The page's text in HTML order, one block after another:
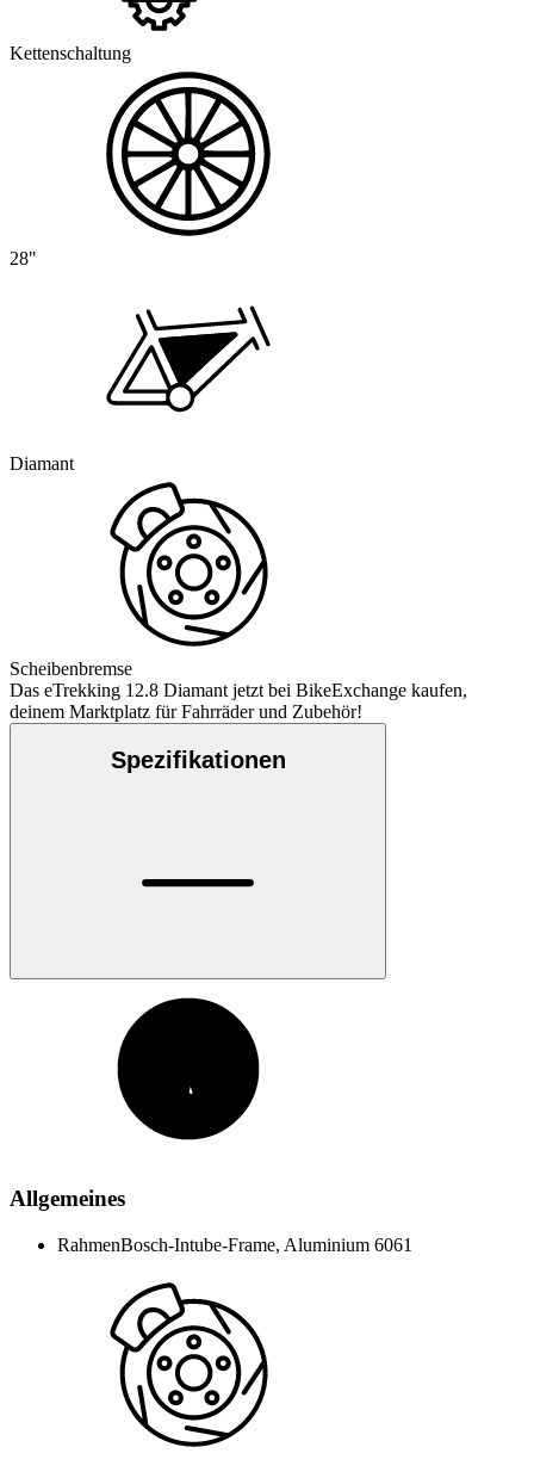
Kettenschaltung
28"
Diamant
Scheibenbremse
Das eTrekking 12.8 Diamant jetzt bei BikeExchange kaufen,
deinem Marktplatz für Fahrräder und Zubehör!
Spezifikationen
Allgemeines
RahmenBosch-Intube-Frame, Aluminium 6061